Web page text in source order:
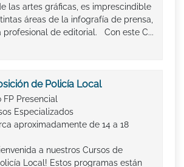
las artes gráficas, es imprescindible
áreas de la infografía de prensa,
profesional de editorial. Con este C...
de Policía Local
FP Presencial
Especializados
aproximadamente de 14 a 18
a nuestros Cursos de
Local! Estos programas están